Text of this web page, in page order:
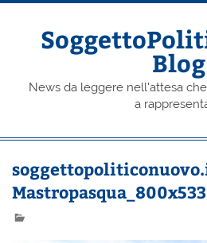
Skip
Blog
News da leggere nell'attesa
a
Mastropasqua_800x533